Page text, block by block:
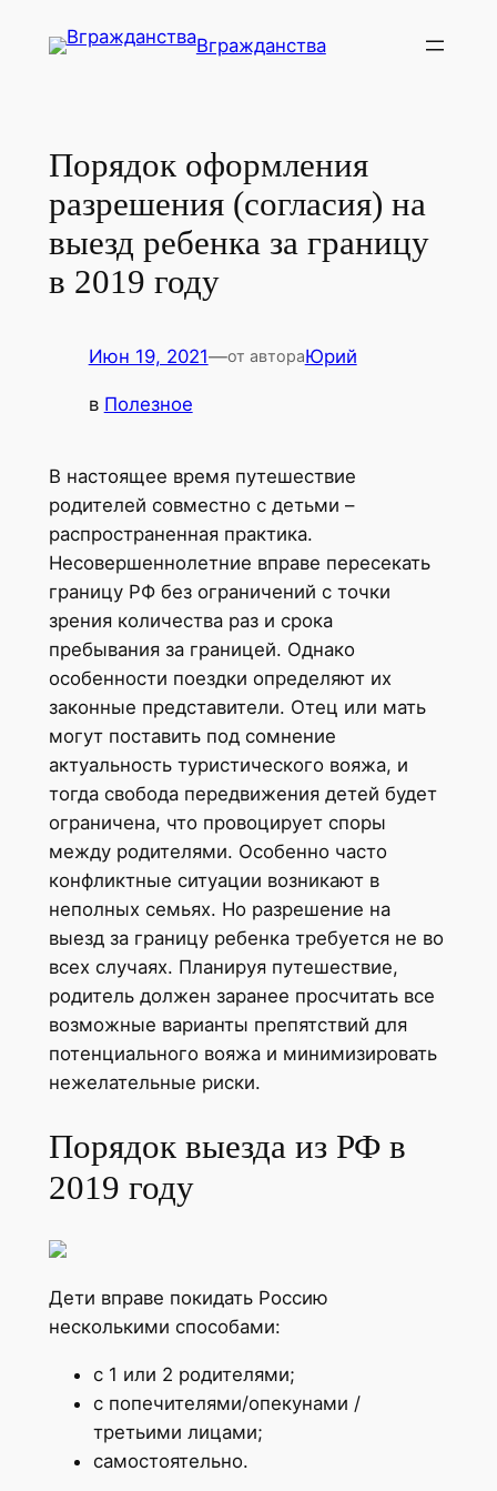
Вгражданства
Порядок оформления
разрешения (согласия) на
выезд ребенка за границу
в 2019 году
Июн 19, 2021—от автораЮрий
в Полезное
В настоящее время путешествие
родителей совместно с детьми –
распространенная практика.
Несовершеннолетние вправе пересекать
границу РФ без ограничений с точки
зрения количества раз и срока
пребывания за границей. Однако
особенности поездки определяют их
законные представители. Отец или мать
могут поставить под сомнение
актуальность туристического вояжа, и
тогда свобода передвижения детей будет
ограничена, что провоцирует споры
между родителями. Особенно часто
конфликтные ситуации возникают в
неполных семьях. Но разрешение на
выезд за границу ребенка требуется не во
всех случаях. Планируя путешествие,
родитель должен заранее просчитать все
возможные варианты препятствий для
потенциального вояжа и минимизировать
нежелательные риски.
Порядок выезда из РФ в
2019 году
Дети вправе покидать Россию
несколькими способами:
с 1 или 2 родителями;
с попечителями/опекунами /
третьими лицами;
самостоятельно.